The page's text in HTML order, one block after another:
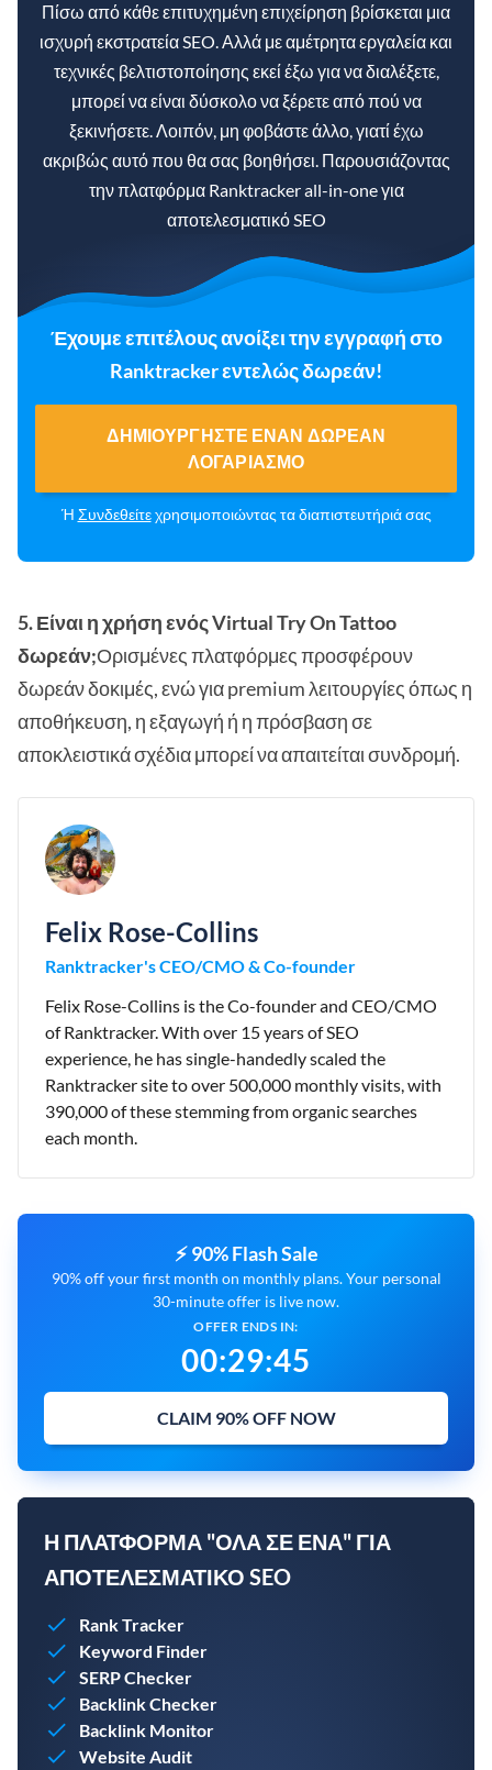
Πίσω από κάθε επιτυχημένη επιχείρηση βρίσκεται μια
ισχυρή εκστρατεία SEO. Αλλά με αμέτρητα εργαλεία και
τεχνικές βελτιστοποίησης εκεί έξω για να διαλέξετε,
μπορεί να είναι δύσκολο να ξέρετε από πού να
ξεκινήσετε. Λοιπόν, μη φοβάστε άλλο, γιατί έχω
ακριβώς αυτό που θα σας βοηθήσει. Παρουσιάζοντας
την πλατφόρμα Ranktracker all-in-one για
αποτελεσματικό SEO
Έχουμε επιτέλους ανοίξει την εγγραφή στο
Ranktracker εντελώς δωρεάν!
ΔΗΜΙΟΥΡΓΉΣΤΕ ΈΝΑΝ ΔΩΡΕΆΝ
ΛΟΓΑΡΙΑΣΜΌ
Ή Συνδεθείτεχρησιμοποιώντας τα διαπιστευτήριά σας
5. Είναι η χρήση ενός Virtual Try On Tattoo
δωρεάν;Ορισμένες πλατφόρμες προσφέρουν
δωρεάν δοκιμές, ενώ για premium λειτουργίες όπως η
αποθήκευση, η εξαγωγή ή η πρόσβαση σε
αποκλειστικά σχέδια μπορεί να απαιτείται συνδρομή.
Felix Rose-Collins
Ranktracker's CEO/CMO & Co-founder
Felix Rose-Collins is the Co-founder and CEO/CMO
of Ranktracker. With over 15 years of SEO
experience, he has single-handedly scaled the
Ranktracker site to over 500,000 monthly visits, with
390,000 of these stemming from organic searches
each month.
⚡ 90% Flash Sale
90% off your first month on monthly plans. Your personal
30-minute offer is live now.
OFFER ENDS IN:
00:29:44
CLAIM 90% OFF NOW
Η ΠΛΑΤΦΌΡΜΑ "ΌΛΑ ΣΕ ΈΝΑ" ΓΙΑ
ΑΠΟΤΕΛΕΣΜΑΤΙΚΌ SEO
Rank Tracker
Keyword Finder
SERP Checker
Backlink Checker
Backlink Monitor
Website Audit